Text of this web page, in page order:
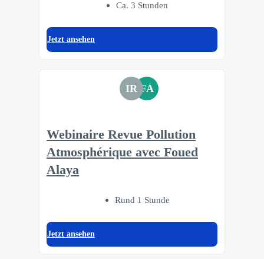
Ca. 3 Stunden
Jetzt ansehen
IR FA
Webinaire Revue Pollution
Atmosphérique avec Foued
Alaya
Rund 1 Stunde
Jetzt ansehen